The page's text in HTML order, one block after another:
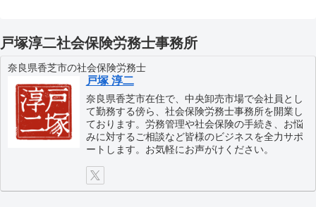
戸塚淳二社会保険労務士事務所
奈良県香芝市の社会保険労務士
戸塚 淳二
奈良県香芝市在住で、中央卸売市場で会社員とし
て勤務する傍ら、社会保険労務士事務所を開業し
ております。労務管理や社会保険の手続き、お悩
みに対するご相談など皆様のビジネスを全力サポ
ートします。お気軽にお声がけください。